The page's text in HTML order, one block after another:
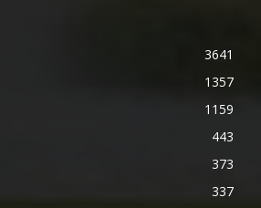
3641
1357
1159
443
373
337